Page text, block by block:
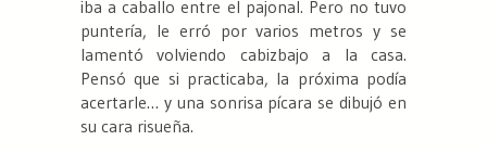
iba a caballo entre el pajonal. Pero no tuvo
puntería, le erró por varios metros y se
lamentó volviendo cabizbajo a la casa.
Pensó que si practicaba, la próxima podía
acertarle… y una sonrisa pícara se dibujó en
su cara risueña.